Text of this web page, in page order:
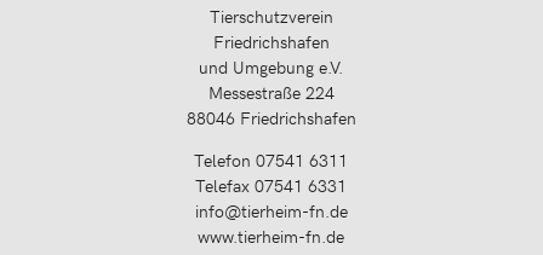
Tierschutzverein
Friedrichshafen
und Umgebung e.V.
Messestraße 224
88046 Friedrichshafen
Telefon 07541 6311
Telefax 07541 6331
info@tierheim-fn.de
www.tierheim-fn.de